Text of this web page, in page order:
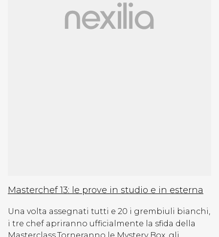
Masterchef 13: le prove in studio e in esterna
Una volta assegnati tutti e 20 i grembiuli bianchi,
i tre chef apriranno ufficialmente la sfida della